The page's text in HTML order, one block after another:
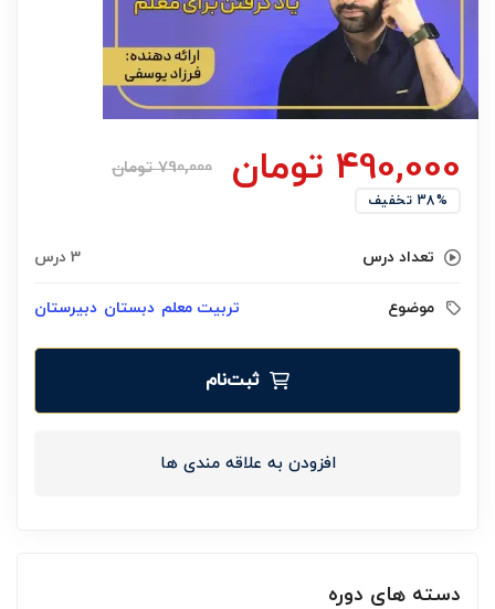
490,000 تومان 790,000 تومان
38% تخفیف
تعداد درس 3 درس
موضوع تربیت معلم دبستان دبیرستان
ثبت‌نام
افزودن به علاقه مندی ها
دسته های دوره